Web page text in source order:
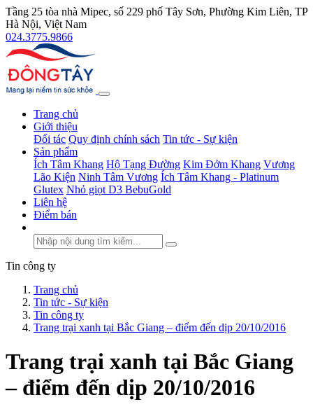
Tầng 25 tòa nhà Mipec, số 229 phố Tây Sơn, Phường Kim Liên, TP
Hà Nội, Việt Nam
024.3775.9866
Trang chủ
Giới thiệu
Đối tác Quy định chính sách Tin tức - Sự kiện
Sản phẩm
Ích Tâm Khang Hộ Tạng Đường Kim Đởm Khang Vương
Lão Kiện Ninh Tâm Vương Ích Tâm Khang - Platinum
Glutex Nhỏ giọt D3 BebuGold
Liên hệ
Điểm bán
Tin công ty
Trang chủ
Tin tức - Sự kiện
Tin công ty
Trang trại xanh tại Bắc Giang – điểm đến dịp 20/10/2016
Trang trại xanh tại Bắc Giang
– điểm đến dịp 20/10/2016